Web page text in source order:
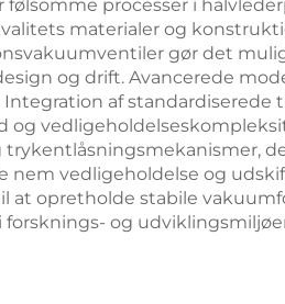
processer i
materialer og
gør det
og drift. Avancerede
af
nem vedligeholdelse og
opretholde stabile
og